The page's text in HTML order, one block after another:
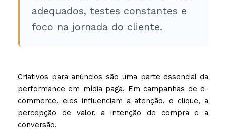
adequados, testes constantes e
foco na jornada do cliente.
Criativos para anúncios são uma parte essencial da
performance em mídia paga. Em campanhas de e-
commerce, eles influenciam a atenção, o clique, a
percepção de valor, a intenção de compra e a
conversão.